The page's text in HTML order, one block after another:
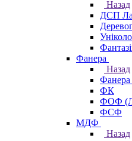
Назад
ДСП
Фанера
Назад
Фанера
ФК
ФОФ
ФСФ
МДФ
Назад